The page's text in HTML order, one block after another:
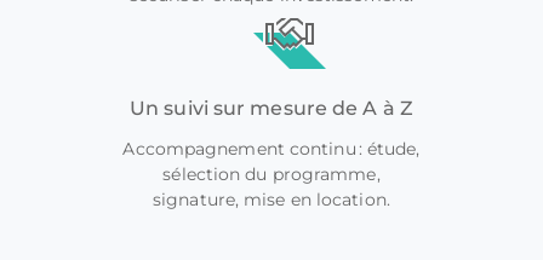
Un suivi sur mesure de A à Z
Accompagnement continu : étude,
sélection du programme,
signature, mise en location.